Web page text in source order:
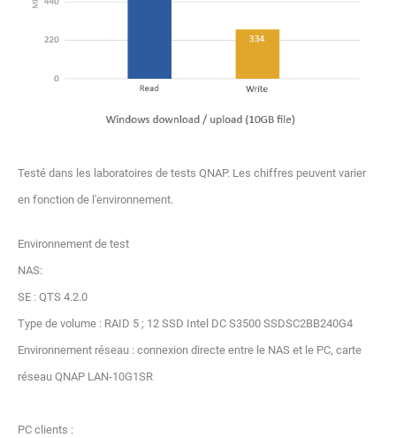
Testé dans les laboratoires de tests QNAP. Les chiffres peuvent varier
en fonction de l'environnement.
Environnement de test
NAS:
SE : QTS 4.2.0
Type de volume : RAID 5 ; 12 SSD Intel DC S3500 SSDSC2BB240G4
Environnement réseau : connexion directe entre le NAS et le PC, carte
réseau QNAP LAN-10G1SR
PC clients :